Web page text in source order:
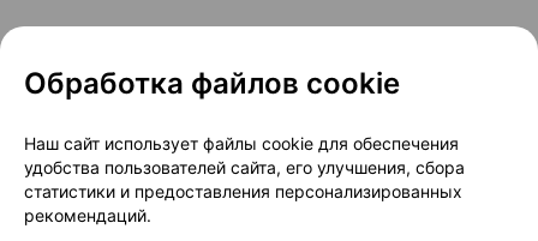
тяжелое хроническое заболевание почек;
хронический или острый панкреатит, за
тяжелой гипертриглицеридемии;
установленная фотоаллергия или фототоксическая
реакция на фоне лечения фибратами или
Обработка файлов cookie
Наш сайт использует файлы cookie для обеспечения
удобства пользователей сайта, его улучшения, сбора
статистики и предоставления персонализированных
рекомендаций.